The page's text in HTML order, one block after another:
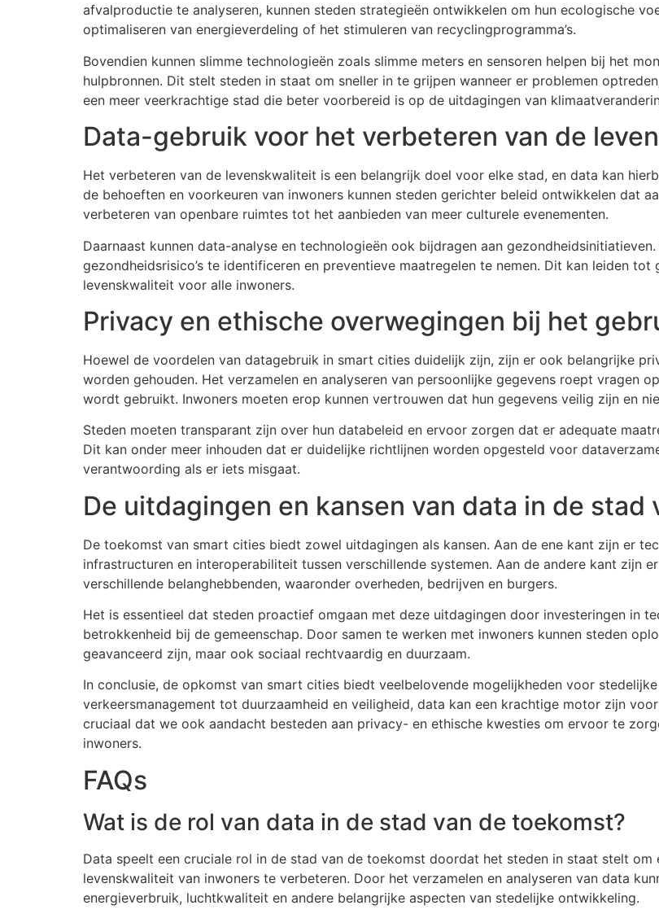
afvalproductie te analyseren, kunnen steden strategieën ontwikkelen om hun ecologische
optimaliseren van energieverdeling of het stimuleren van recyclingprogramma’s.
Bovendien kunnen slimme technologieën zoals slimme meters en sensoren helpen bij het
hulpbronnen. Dit stelt steden in staat om sneller in te grijpen wanneer er problemen
een meer veerkrachtige stad die beter voorbereid is op de uitdagingen van
Data-gebruik voor het verbeteren van de
Het verbeteren van de levenskwaliteit is een belangrijk doel voor elke stad, en data kan
de behoeften en voorkeuren van inwoners kunnen steden gerichter beleid ontwikkelen dat
verbeteren van openbare ruimtes tot het aanbieden van meer culturele evenementen.
Daarnaast kunnen data-analyse en technologieën ook bijdragen aan
gezondheidsrisico’s te identificeren en preventieve maatregelen te nemen. Dit kan leiden tot
levenskwaliteit voor alle inwoners.
Privacy en ethische overwegingen bij het
Hoewel de voordelen van datagebruik in smart cities duidelijk zijn, zijn er ook belangrijke
worden gehouden. Het verzamelen en analyseren van persoonlijke gegevens roept vragen
wordt gebruikt. Inwoners moeten erop kunnen vertrouwen dat hun gegevens veilig zijn en
Steden moeten transparant zijn over hun databeleid en ervoor zorgen dat er adequate
Dit kan onder meer inhouden dat er duidelijke richtlijnen worden opgesteld voor
verantwoording als er iets misgaat.
De uitdagingen en kansen van data in de stad
De toekomst van smart cities biedt zowel uitdagingen als kansen. Aan de ene kant zijn er
infrastructuren en interoperabiliteit tussen verschillende systemen. Aan de andere kant zijn
verschillende belanghebbenden, waaronder overheden, bedrijven en burgers.
Het is essentieel dat steden proactief omgaan met deze uitdagingen door investeringen in
betrokkenheid bij de gemeenschap. Door samen te werken met inwoners kunnen steden
geavanceerd zijn, maar ook sociaal rechtvaardig en duurzaam.
In conclusie, de opkomst van smart cities biedt veelbelovende mogelijkheden voor
verkeersmanagement tot duurzaamheid en veiligheid, data kan een krachtige motor zijn
cruciaal dat we ook aandacht besteden aan privacy- en ethische kwesties om ervoor te
inwoners.
FAQs
Wat is de rol van data in de stad van de toekomst?
Data speelt een cruciale rol in de stad van de toekomst doordat het steden in staat stelt
levenskwaliteit van inwoners te verbeteren. Door het verzamelen en analyseren van data
energieverbruik, luchtkwaliteit en andere belangrijke aspecten van stedelijke ontwikkeling.